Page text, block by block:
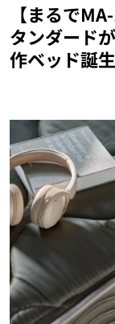
【まるで
タンダード
作ベッド誕生